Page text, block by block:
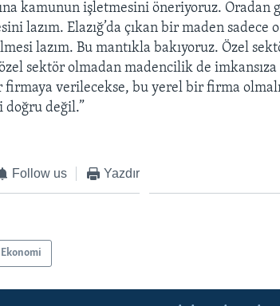
kamunun işletmesini öneriyoruz. Oradan
lazım. Elazığ’da çıkan bir maden
lazım. Bu mantıkla bakıyoruz. Özel
özel sektör olmadan madencilik de
verilecekse, bu yerel bir firma
doğru değil.”
Follow us Yazdır